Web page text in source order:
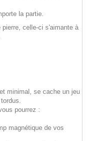
la partie.
celle-ci s'ai­mante à
minimal, se cache un jeu
pourrez :
magné­tique de vos